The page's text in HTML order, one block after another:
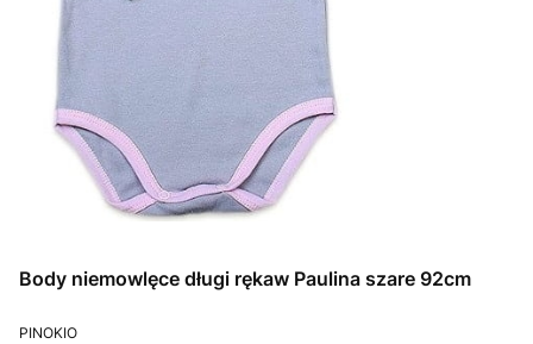
Body niemowlęce długi rękaw Paulina szare 92cm
PRODUCENT
PINOKIO